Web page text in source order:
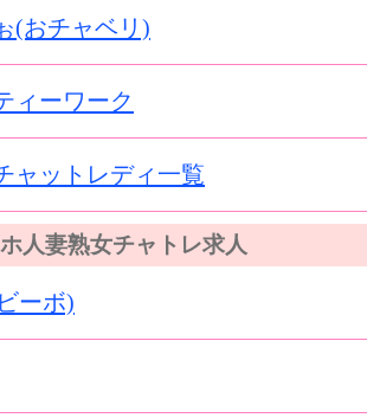
(おチャベリ)
ィーワーク
ャットレディ一覧
人妻熟女チャトレ求人
ーボ)